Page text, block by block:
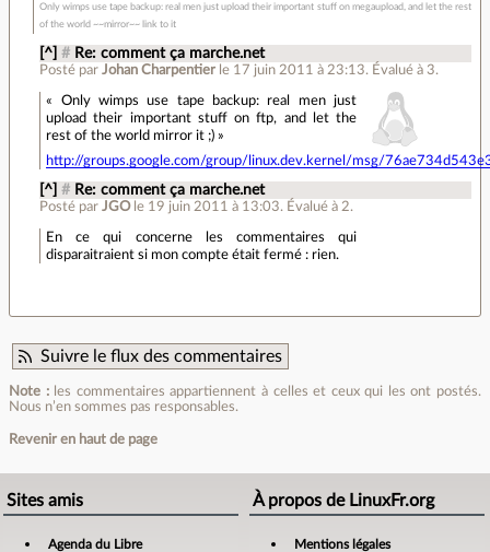
Only wimps use tape backup: real men just upload their important stuff on megaupload, and let the rest
of the world ~~mirror~~ link to it
[^] # Re: comment ça marche.net
Posté parJohan Charpentier le 17 juin 2011 à 23:13. Évalué à 3.
« Only wimps use tape backup: real men just
upload their important stuff on ftp, and let the
rest of the world mirror it ;) »
http://groups.google.com/group/linux.dev.kernel/msg/
[^] # Re: comment ça marche.net
Posté parJGO le 19 juin 2011 à 13:03. Évalué à 2.
En ce qui concerne les commentaires qui
disparaitraient si mon compte était fermé : rien.
Suivre le flux des commentaires
Note :les commentaires appartiennent à celles et ceux qui les ont postés.
Nous n’en sommes pas responsables.
Revenir en haut de page
Sites amis
Agenda du Libre
À propos de LinuxFr.org
Mentions légales